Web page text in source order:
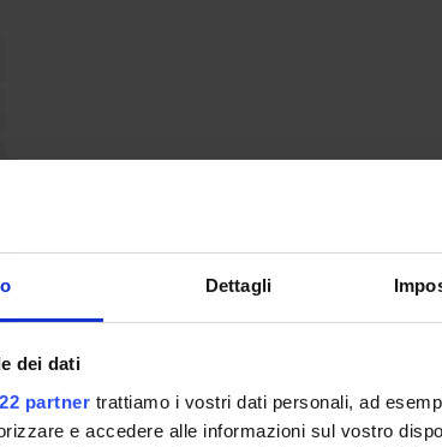
Dettagli
dei dati
partner trattiamo i vostri dati personali, ad
e accedere alle informazioni sul vostro